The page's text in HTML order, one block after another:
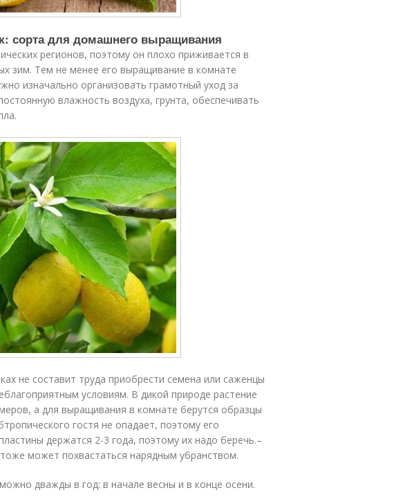
сорта для домашнего выращивания
регионов, поэтому он плохо приживается в
зим. Тем не менее его выращивание в комнате
изначально организовать грамотный уход за
влажность воздуха, грунта, обеспечивать
не составит труда приобрести семена или саженцы
условиям. В дикой природе растение
а для выращивания в комнате берутся образцы
гостя не опадает, поэтому его
держатся 2-3 года, поэтому их надо беречь.–
может похвастаться нарядным убранством.
дважды в год: в начале весны и в конце осени.